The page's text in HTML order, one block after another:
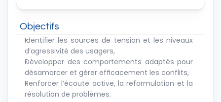
Objectifs
Identifier les sources de tension et les niveaux
d’agressivité des usagers,
Développer des comportements adaptés pour
désamorcer et gérer efficacement les conflits,
Renforcer l’écoute active, la reformulation et la
résolution de problèmes.